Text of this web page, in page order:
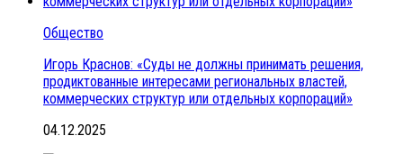
Общество
Игорь Краснов: «Суды не должны принимать решения,
продиктованные интересами региональных властей,
коммерческих структур или отдельных корпораций»
04.12.2025